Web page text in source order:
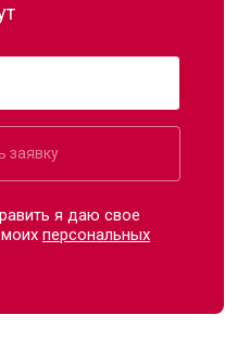
заявку
я даю свое
моихперсональных